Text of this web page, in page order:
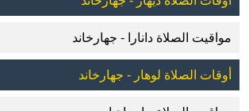
مواقيت الصلاة دانارا - جهارخاند
أوقات الصلاة لوهار - جهارخاند